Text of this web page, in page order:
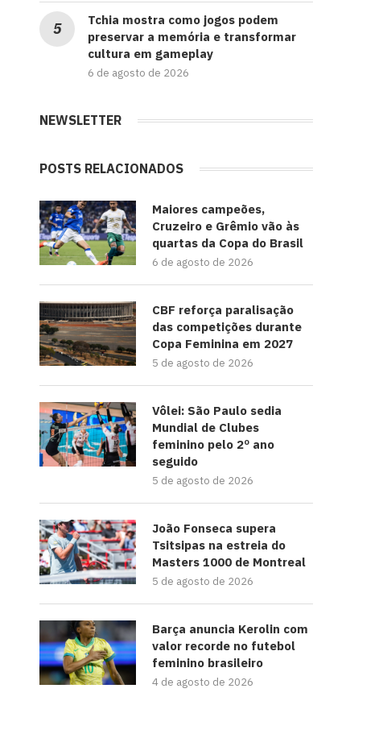
Tchia mostra como jogos podem
preservar a memória e transformar
cultura em gameplay
6 de agosto de 2026
NEWSLETTER
POSTS RELACIONADOS
Maiores campeões,
Cruzeiro e Grêmio vão às
quartas da Copa do Brasil
6 de agosto de 2026
CBF reforça paralisação
das competições durante
Copa Feminina em 2027
5 de agosto de 2026
Vôlei: São Paulo sedia
Mundial de Clubes
feminino pelo 2º ano
seguido
5 de agosto de 2026
João Fonseca supera
Tsitsipas na estreia do
Masters 1000 de Montreal
5 de agosto de 2026
Barça anuncia Kerolin com
valor recorde no futebol
feminino brasileiro
4 de agosto de 2026